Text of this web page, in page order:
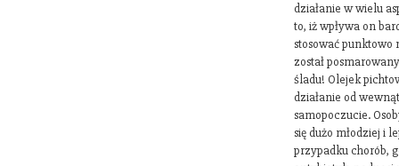
działanie w wielu
to, iż wpływa on
stosować
został
śladu! Olejek
działanie od
samopoczucie.
się dużo młodziej i
przypadku chorób,